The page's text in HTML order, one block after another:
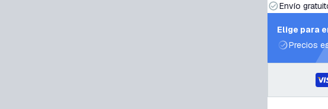
Envío
Elige para
Precios